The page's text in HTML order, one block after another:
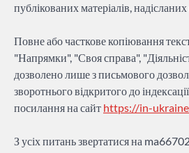
публікованих матеріалів,
Повне або часткове копіювання
"Напрямки", "Своя справа",
дозволено лише з письмового
зворотнього відкритого до
посилання на сайт https://in-
З усіх питань звертатися на